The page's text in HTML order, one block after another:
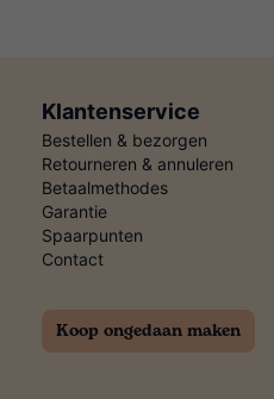
Klantenservice
Bestellen & bezorgen
Retourneren & annuleren
Betaalmethodes
Garantie
Spaarpunten
Contact
Koop ongedaan maken